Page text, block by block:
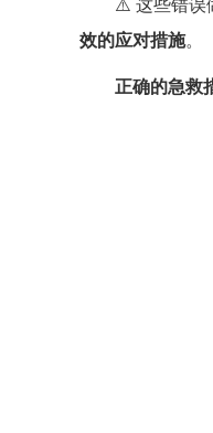
⚠️ 这些错误
效的应对措施。
正确的急救